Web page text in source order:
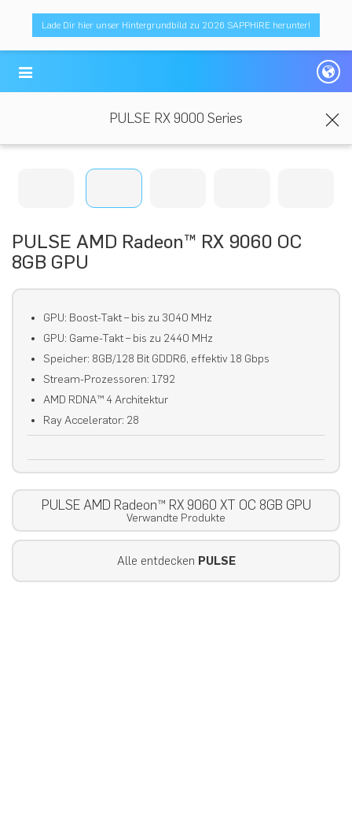
Lade Dir hier unser Hintergrundbild zu 2026 SAPPHIRE herunter!
PULSE RX 9000 Series
PULSE AMD Radeon™ RX 9060 OC
8GB GPU
GPU: Boost-Takt – bis zu 3040 MHz
GPU: Game-Takt – bis zu 2440 MHz
Speicher: 8GB/128 Bit GDDR6, effektiv 18 Gbps
Stream-Prozessoren: 1792
AMD RDNA™ 4 Architektur
Ray Accelerator: 28
PULSE AMD Radeon™ RX 9060 XT OC 8GB GPU
Verwandte Produkte
Alle entdecken PULSE